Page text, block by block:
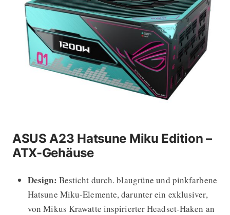
ASUS A23 Hatsune Miku Edition –
ATX-Gehäuse
Design: Besticht durch. blaugrüne und pinkfarbene
Hatsune Miku-Elemente, darunter ein exklusiver,
von Mikus Krawatte inspirierter Headset-Haken an